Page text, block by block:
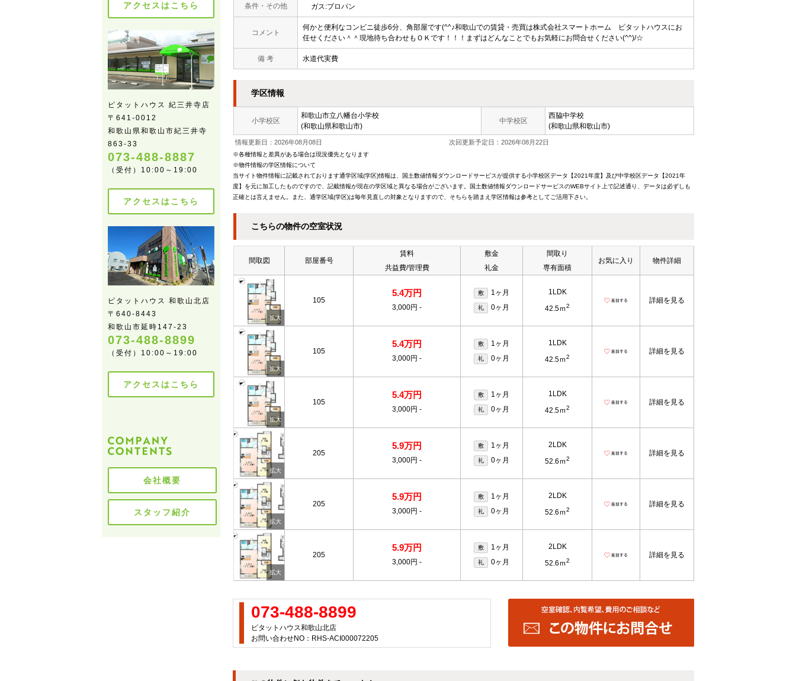
条件・その他 ガス:プロパン
コメント
何かと便利なコンビニ徒歩6分、角部屋です(^^♪和歌山での賃貸・売買は株式会社スマートホーム ピタットハウスにお
任せください＾＾現地待ち合わせもＯＫです！！！まずはどんなことでもお気軽にお問合せください(^^)/☆
備 考 水道代実費
学区情報
小学校区
和歌山市立八幡台小学校
(和歌山県和歌山市)
中学校区
西脇中学校
(和歌山県和歌山市)
情報更新日：2026年08月08日 次回更新予定日：2026年08月22日
※各種情報と差異がある場合は現況優先となります
※物件情報の学区情報について
当サイト物件情報に記載されております通学区域(学区)情報は、国土数値情報ダウンロードサービスが提供する小学校区データ【2021年度】及び中学校区データ【2021年
度】を元に加工したものですので、記載情報が現在の学区域と異なる場合がございます。国土数値情報ダウンロードサービスのWEBサイト上で記述通り、データは必ずしも
正確とは言えません。また、通学区域(学区)は毎年見直しの対象となりますので、そちらを踏まえ学区情報は参考としてご活用下さい。
こちらの物件の空室状況
間取図 部屋番号
賃料
共益費/管理費
敷金
礼金
間取り
専有面積
お気に入り 物件詳細
105
5.4万円
3,000円 -
敷 1ヶ月
礼 0ヶ月
1LDK
42.5ｍ2
詳細を見る
105
5.4万円
3,000円 -
敷 1ヶ月
礼 0ヶ月
1LDK
42.5ｍ2
詳細を見る
105
5.4万円
3,000円 -
敷 1ヶ月
礼 0ヶ月
1LDK
42.5ｍ2
詳細を見る
205
5.9万円
3,000円 -
敷 1ヶ月
礼 0ヶ月
2LDK
52.6ｍ2
詳細を見る
205
5.9万円
3,000円 -
敷 1ヶ月
礼 0ヶ月
2LDK
52.6ｍ2
詳細を見る
205
5.9万円
3,000円 -
敷 1ヶ月
礼 0ヶ月
2LDK
52.6ｍ2
詳細を見る
073-488-8899
ピタットハウス和歌山北店
お問い合わせNO：RHS-ACI000072205
アクセスはこちら
ピタットハウス 紀三井寺店
〒641-0012
和歌山県和歌山市紀三井寺
863-33
073-488-8887
（受付）10:00～19:00
アクセスはこちら
ピタットハウス 和歌山北店
〒640-8443
和歌山市延時147-23
073-488-8899
（受付）10:00～19:00
アクセスはこちら
会社概要
スタッフ紹介